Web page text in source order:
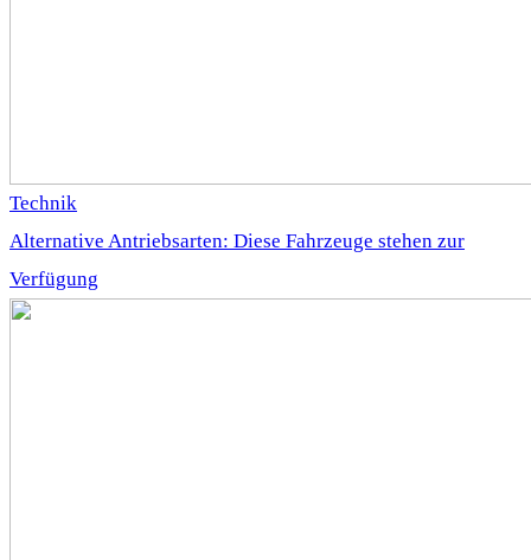
Technik
Alternative Antriebsarten: Diese Fahrzeuge stehen zur
Verfügung